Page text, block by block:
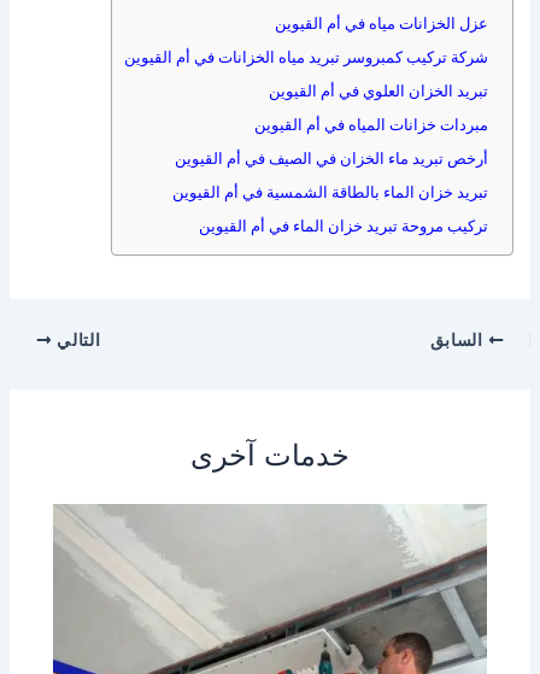
عزل الخزانات مياه في أم القيوين
شركة تركيب كمبروسر تبريد مياه الخزانات في أم القيوين
تبريد الخزان العلوي في أم القيوين
مبردات خزانات المياه في أم القيوين
أرخص تبريد ماء الخزان في الصيف في أم القيوين
تبريد خزان الماء بالطاقة الشمسية في أم القيوين
تركيب مروحة تبريد خزان الماء في أم القيوين
السابق التالي
خدمات آخرى